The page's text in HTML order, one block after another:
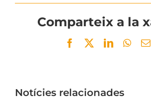
Comparteix a la
Facebook
TwitterLinkedIn
Notícies relacionades